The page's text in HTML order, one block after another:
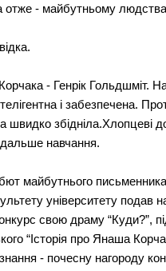
отже - майбутньому
- Генрік Гольдшміт.
і забезпечена.
швидко збідніла.Хлопцеві
навчання.
майбутнього
університету подав
свою драму “Куди?”,
“Історія про Янаша
- почесну нагороду